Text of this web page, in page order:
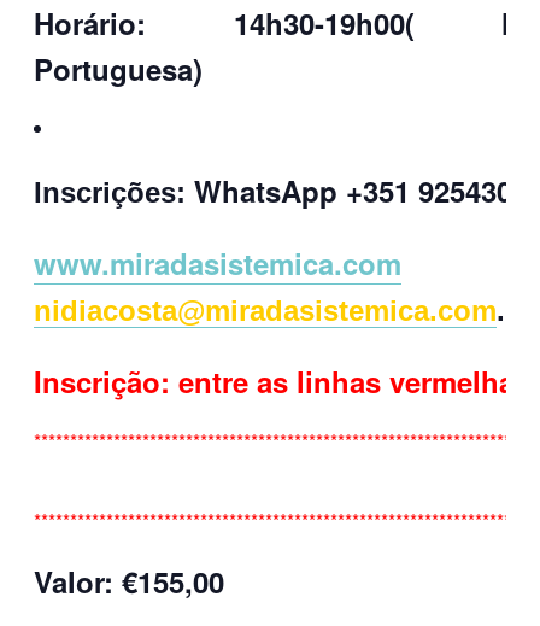
Horário: 14h30-19h00(
Portuguesa)
Inscrições: WhatsApp +351
www.miradasistemica.com
nidiacosta@miradasistemica.com.
Inscrição: entre as linhas vermelhas.
Valor: €155,00